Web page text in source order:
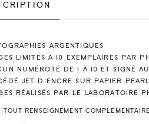
ARGENTIQUES
LIMITÉS À 10 EXEMPLAIRES PAR
NUMÉROTÉ DE 1 À 10 ET SIGNÉ
JET D’ENCRE SUR PAPIER PEARL
RÉALISÉS PAR LE LABORATOIRE
TOUT RENSEIGNEMENT